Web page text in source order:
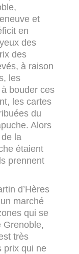
et
en
des
des
à raison
les
bouder ces
les cartes
du
Alors
la
étaient
prennent
d’Hères
marché
qui se
Grenoble,
très
prix qui ne